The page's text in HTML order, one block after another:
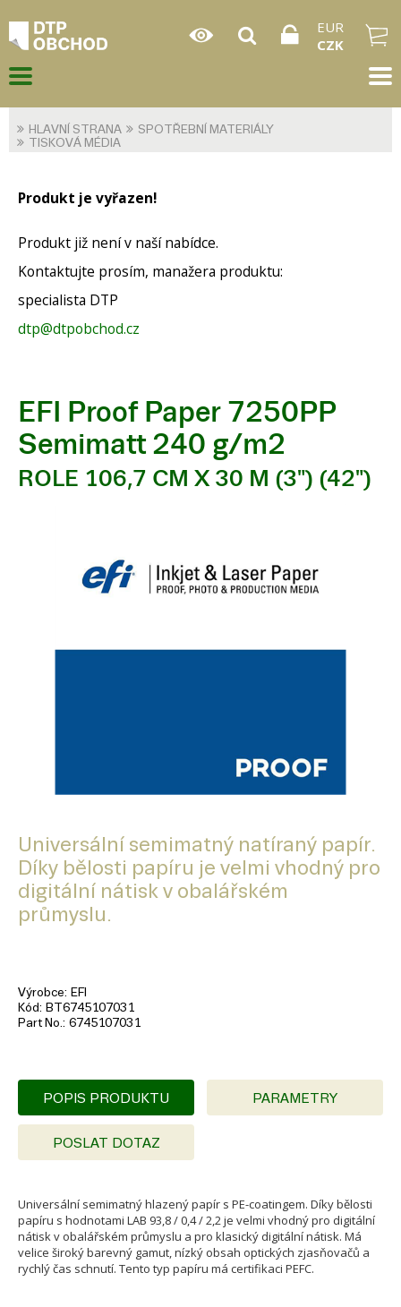
EUR
CZK
HLAVNÍ STRANA
SPOTŘEBNÍ MATERIÁLY
TISKOVÁ MÉDIA
Produkt je vyřazen!
Produkt již není v naší nabídce.
Kontaktujte prosím, manažera produktu:
specialista DTP
dtp@dtpobchod.cz
EFI Proof Paper 7250PP
Semimatt 240 g/m2
ROLE 106,7 CM X 30 M (3") (42")
Universální semimatný natíraný papír.
Díky bělosti papíru je velmi vhodný pro
digitální nátisk v obalářském
průmyslu.
Výrobce
EFI
Kód
BT6745107031
Part No. 6745107031
POPIS PRODUKTU PARAMETRY
POSLAT DOTAZ
Universální semimatný hlazený papír s PE-coatingem. Díky bělosti
papíru s hodnotami LAB 93,8 / 0,4 / 2,2 je velmi vhodný pro digitální
nátisk v obalářském průmyslu a pro klasický digitální nátisk. Má
velice široký barevný gamut, nízký obsah optických zjasňovačů a
rychlý čas schnutí. Tento typ papíru má certifikaci PEFC.